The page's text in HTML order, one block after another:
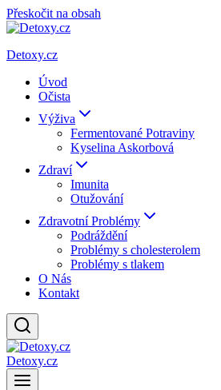
Přeskočit na obsah
Detoxy.cz
Úvod
Očista
Výživa
Fermentované Potraviny
Kyselina Askorbová
Zdraví
Imunita
Otužování
Zdravotní Problémy
Podráždění
Problémy s cholesterolem
Problémy s tlakem
O Nás
Kontakt
Detoxy.cz